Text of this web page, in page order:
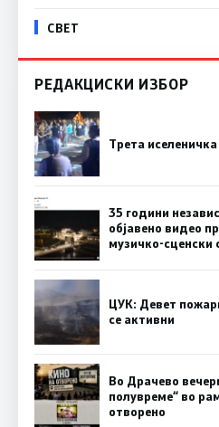
СВЕТ
РЕДАКЦИСКИ ИЗБОР
Трета
35 години
објавено видео
музичко-сценски
ЦУК: Девет
се активни
Во Драчево
полувреме“ во
отворено